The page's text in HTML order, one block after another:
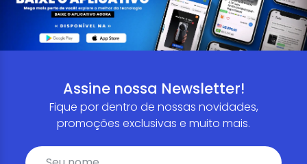
Assine nossa Newsletter!
Fique por dentro de nossas novidades,
promoções exclusivas e muito mais.